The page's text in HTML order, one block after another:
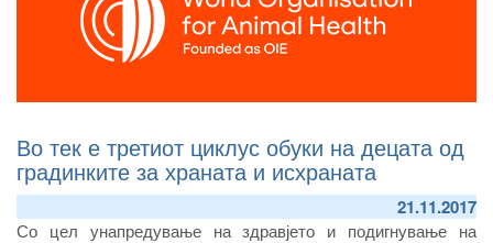
Во тек е третиот циклус обуки на децата од
градинките за храната и исхраната
21.11.2017
Со цел унапредување на здравјето и подигнување на